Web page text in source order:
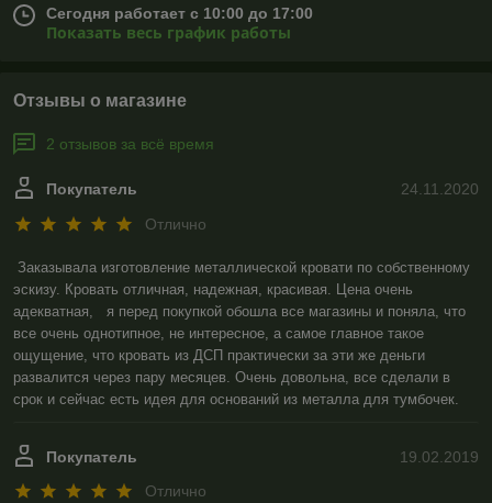
Сегодня работает с 10:00 до 17:00
Показать весь график работы
Отзывы о магазине
2 отзывов за всё время
24.11.2020
Покупатель
Отлично
Заказывала изготовление металлической кровати по собственному
эскизу. Кровать отличная, надежная, красивая. Цена очень
адекватная,   я перед покупкой обошла все магазины и поняла, что
все очень однотипное, не интересное, а самое главное такое
ощущение, что кровать из ДСП практически за эти же деньги
развалится через пару месяцев. Очень довольна, все сделали в
срок и сейчас есть идея для оснований из металла для тумбочек.
19.02.2019
Покупатель
Отлично